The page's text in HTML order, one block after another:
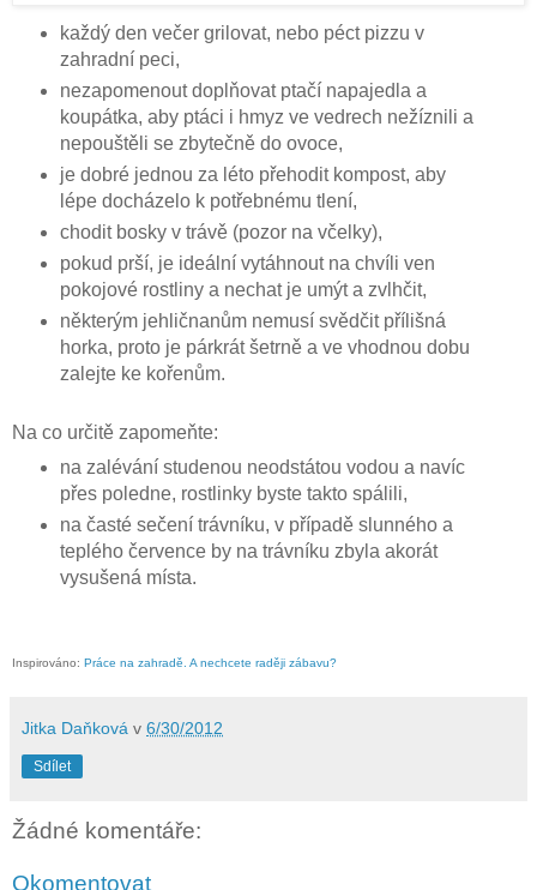
každý den večer grilovat, nebo péct pizzu v
zahradní peci,
nezapomenout doplňovat ptačí napajedla a
koupátka, aby ptáci i hmyz ve vedrech nežíznili a
nepouštěli se zbytečně do ovoce,
je dobré jednou za léto přehodit kompost, aby
lépe docházelo k potřebnému tlení,
chodit bosky v trávě (pozor na včelky),
pokud prší, je ideální vytáhnout na chvíli ven
pokojové rostliny a nechat je umýt a zvlhčit,
některým jehličnanům nemusí svědčit přílišná
horka, proto je párkrát šetrně a ve vhodnou dobu
zalejte ke kořenům.
Na co určitě zapomeňte:
na zalévání studenou neodstátou vodou a navíc
přes poledne, rostlinky byste takto spálili,
na časté sečení trávníku, v případě slunného a
teplého července by na trávníku zbyla akorát
vysušená místa.
Inspirováno: Práce na zahradě. A nechcete raději zábavu?
Jitka Daňková v 6/30/2012
Sdílet
Žádné komentáře:
Okomentovat